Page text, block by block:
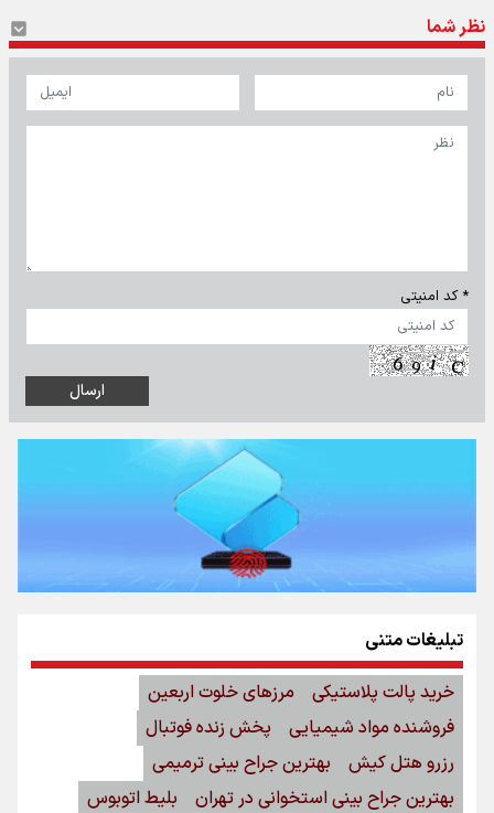
نظر شما
* کد امنیتی
تبلیغات متنی
خرید پالت پلاستیکی
مرزهای خلوت اربعین
فروشنده مواد شیمیایی
پخش زنده فوتبال
رزرو هتل کیش
بهترین جراح بینی ترمیمی
بهترین جراح بینی استخوانی در تهران
بلیط اتوبوس